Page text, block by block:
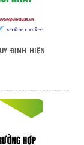
ĐỊNH HIỆN